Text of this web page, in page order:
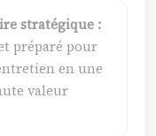
stratégique :
préparé pour
en une
valeur